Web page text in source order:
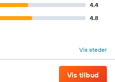
4.4
4.8
Vis steder
Vis tilbud